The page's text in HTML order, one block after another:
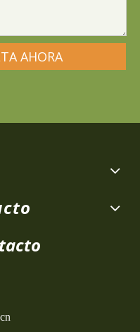
AHORA